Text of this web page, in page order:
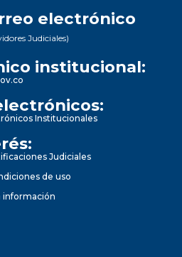
electrónico
Judiciales)
institucional:
Institucionales
Judiciales
de uso
información